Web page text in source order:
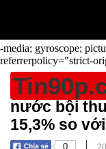
-media; gyroscope;
referrerpolicy="strict-
nước bội
15,3% so
0 |